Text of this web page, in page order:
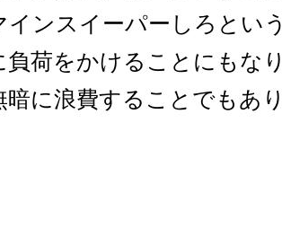
インスイーパーしろとい
負荷をかけることにもな
暗に浪費することでもあ